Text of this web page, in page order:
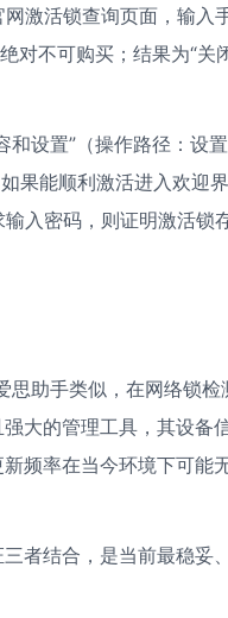
激活锁查询页面，输入
对不可购买；结果为“关
和设置”（操作路径：设
果能顺利激活进入欢迎界
入密码，则证明激活锁
思助手类似，在网络锁检
大的管理工具，其设备
频率在当今环境下可能
者结合，是当前最稳妥